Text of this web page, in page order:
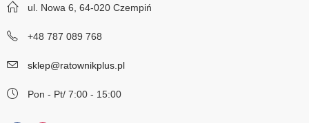
ul. Nowa 6, 64-020 Czempiń
+48 787 089 768
sklep@ratownikplus.pl
Pon - Pt/ 7:00 - 15:00